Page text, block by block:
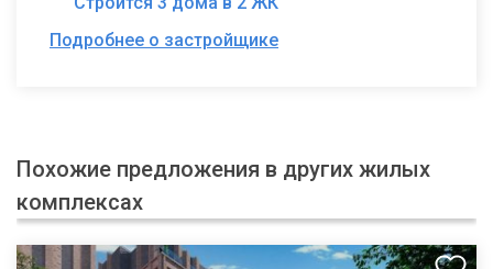
Подробнее о застройщике
Похожие предложения в других жилых
комплексах